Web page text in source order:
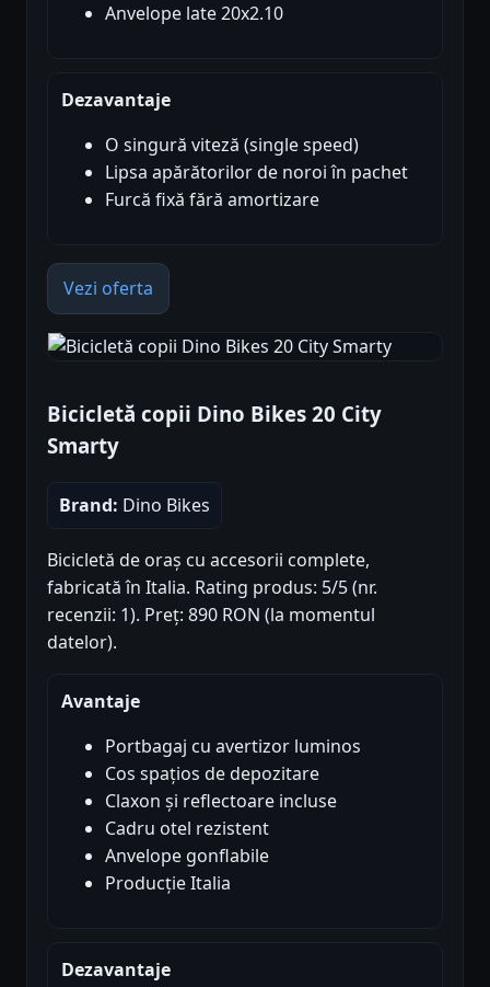
Anvelope late 20x2.10
Dezavantaje
O singură viteză (single speed)
Lipsa apărătorilor de noroi în pachet
Furcă fixă fără amortizare
Vezi oferta
Bicicletă copii Dino Bikes 20 City
Smarty
Brand: Dino Bikes
Bicicletă de oraș cu accesorii complete,
fabricată în Italia. Rating produs: 5/5 (nr.
recenzii: 1). Preț: 890 RON (la momentul
datelor).
Avantaje
Portbagaj cu avertizor luminos
Cos spațios de depozitare
Claxon și reflectoare incluse
Cadru otel rezistent
Anvelope gonflabile
Producție Italia
Dezavantaje